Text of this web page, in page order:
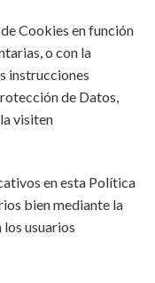
Cookies en función
o con la
instrucciones
de Datos,
visiten
en esta Política
bien mediante la
usuarios